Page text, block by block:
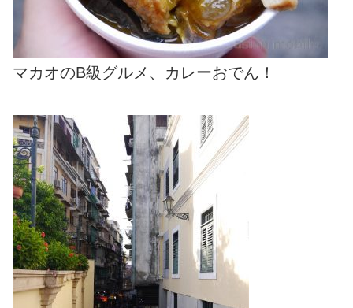
マカオのB級グルメ、カレーおでん！